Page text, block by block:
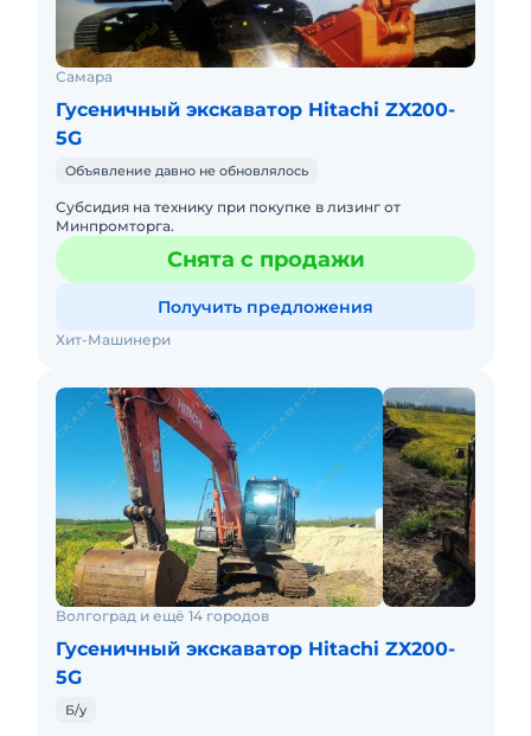
Самара
Гусеничный экскаватор Hitachi ZX200-
5G
Объявление давно не обновлялось
Субсидия на технику при покупке в лизинг от
Минпромторга.
Снята с продажи
Получить предложения
Хит-Машинери
Волгоград и ещё 14 городов
Гусеничный экскаватор Hitachi ZX200-
5G
Б/у